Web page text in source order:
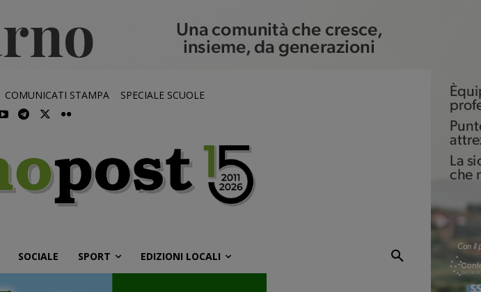
COMUNICATI STAMPA SPECIALE SCUOLE
SOCIALE SPORT EDIZIONI LOCALI